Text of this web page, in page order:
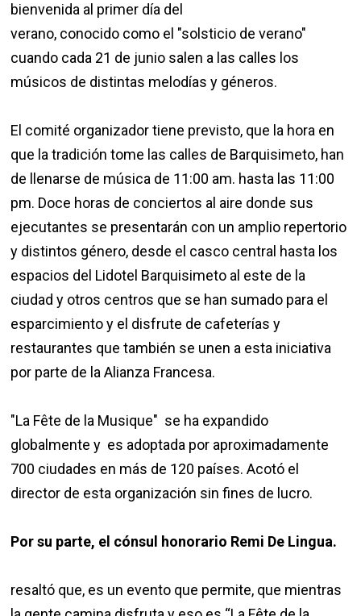
bienvenida al primer día del
verano, conocido como el "solsticio de verano"
cuando cada 21 de junio salen a las calles los
músicos de distintas melodías y géneros.
El comité organizador tiene previsto, que la hora en
que la tradición tome las calles de Barquisimeto, han
de llenarse de música de 11:00 am. hasta las 11:00
pm. Doce horas de conciertos al aire donde sus
ejecutantes se presentarán con un amplio repertorio
y distintos género, desde el casco central hasta los
espacios del Lidotel Barquisimeto al este de la
ciudad y otros centros que se han sumado para el
esparcimiento y el disfrute de cafeterías y
restaurantes que también se unen a esta iniciativa
por parte de la Alianza Francesa.
"La Fête de la Musique" se ha expandido
globalmente y es adoptada por aproximadamente
700 ciudades en más de 120 países. Acotó el
director de esta organización sin fines de lucro.
Por su parte, el cónsul honorario Remi De Lingua.
resaltó que, es un evento que permite, que mientras